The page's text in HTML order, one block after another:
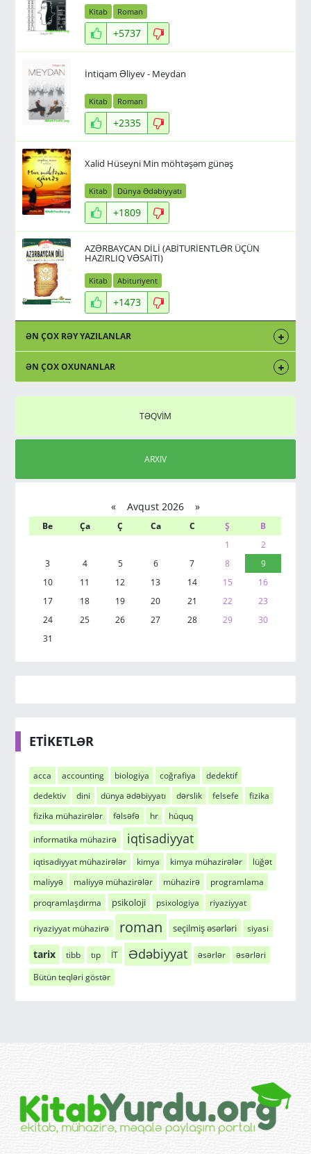
Kitab Roman
+5737
İntiqam Əliyev - Meydan
Kitab Roman
+2335
Xalid Hüseyni Min möhtəşəm günəş
Kitab Dünya Ədəbiyyatı
+1809
AZƏRBAYCAN DİLİ (ABİTURİENTLƏR ÜÇÜN
HAZIRLIQ VƏSAİTİ)
Kitab Abituriyent
+1473
ƏN ÇOX RƏY YAZILANLAR
ƏN ÇOX OXUNANLAR
TƏQVİM
ARXIV
«Avqust 2026 »
Be Ça Ç Ca C Ş
B
1
2
3
4 5 6 7 8
9
10
11 12 13 14 15
16
17
18 19 20 21 22
23
24
25 26 27 28 29
30
31
ETİKETLƏR
acca accounting biologiya coğrafiya
dedektif
dedektiv
dini dünya ədəbiyyatı dərslik felsefe
fizika
fizika mühazirələr
fəlsəfə hr hüquq
informatika mühazirə iqtisadiyyat
iqtisadiyyat mühazirələr kimya kimya mühazirələr
lüğət
maliyyə
maliyyə mühazirələr mühazirə
programlama
proqramlaşdırma
psikoloji psixologiya riyaziyyat
riyaziyyat mühazirə roman seçilmiş əsərləri siyasi
tarix tibb tıp İT Ədəbiyyat əsərlər
əsərləri
Bütün teqləri göstər